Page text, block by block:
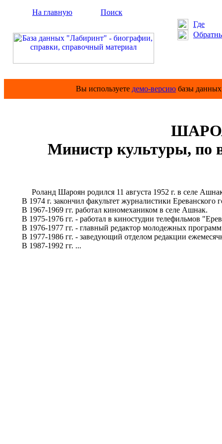
На главную
Поиск
Где
Вы используете демо-версию базы
Министр культуры, по
Роланд Шароян родился 11 августа 1952 г. в селе
В 1974 г. закончил факультет журналистики Ереванского
В 1967-1969 гг. работал киномехаником в селе Ашнак.
В 1975-1976 гг. - работал в киностудии телефильмов
В 1976-1977 гг. - главный редактор молодежных программ
В 1977-1986 гг. - заведующий отделом редакции
В 1987-1992 гг. ...